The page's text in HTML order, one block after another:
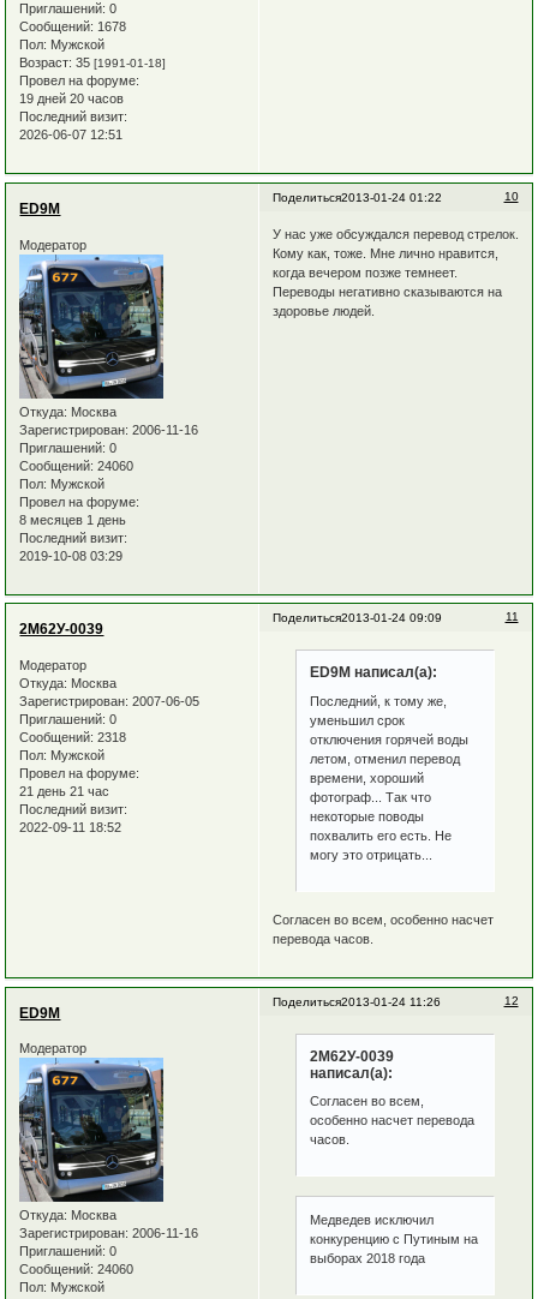
Приглашений: 0
Сообщений: 1678
Пол: Мужской
Возраст: 35[1991-01-18]
Провел на форуме:
19 дней 20 часов
Последний визит:
2026-06-07 12:51
Поделиться 10
2013-01-24 01:22
ED9M
Модератор
Откуда: Москва
Зарегистрирован: 2006-11-16
Приглашений: 0
Сообщений: 24060
Пол: Мужской
Провел на форуме:
8 месяцев 1 день
Последний визит:
2019-10-08 03:29
У нас уже обсуждался перевод стрелок.
Кому как, тоже. Мне лично нравится,
когда вечером позже темнеет.
Переводы негативно сказываются на
здоровье людей.
Поделиться 11
2013-01-24 09:09
2М62У-0039
Модератор
Откуда: Москва
Зарегистрирован: 2007-06-05
Приглашений: 0
Сообщений: 2318
Пол: Мужской
Провел на форуме:
21 день 21 час
Последний визит:
2022-09-11 18:52
ED9M написал(а):
Последний, к тому же,
уменьшил срок
отключения горячей воды
летом, отменил перевод
времени, хороший
фотограф... Так что
некоторые поводы
похвалить его есть. Не
могу это отрицать...
Согласен во всем, особенно насчет
перевода часов.
Поделиться 12
2013-01-24 11:26
ED9M
Модератор
Откуда: Москва
Зарегистрирован: 2006-11-16
Приглашений: 0
Сообщений: 24060
Пол: Мужской
2М62У-0039
написал(а):
Согласен во всем,
особенно насчет перевода
часов.
Медведев исключил
конкуренцию с Путиным на
выборах 2018 года